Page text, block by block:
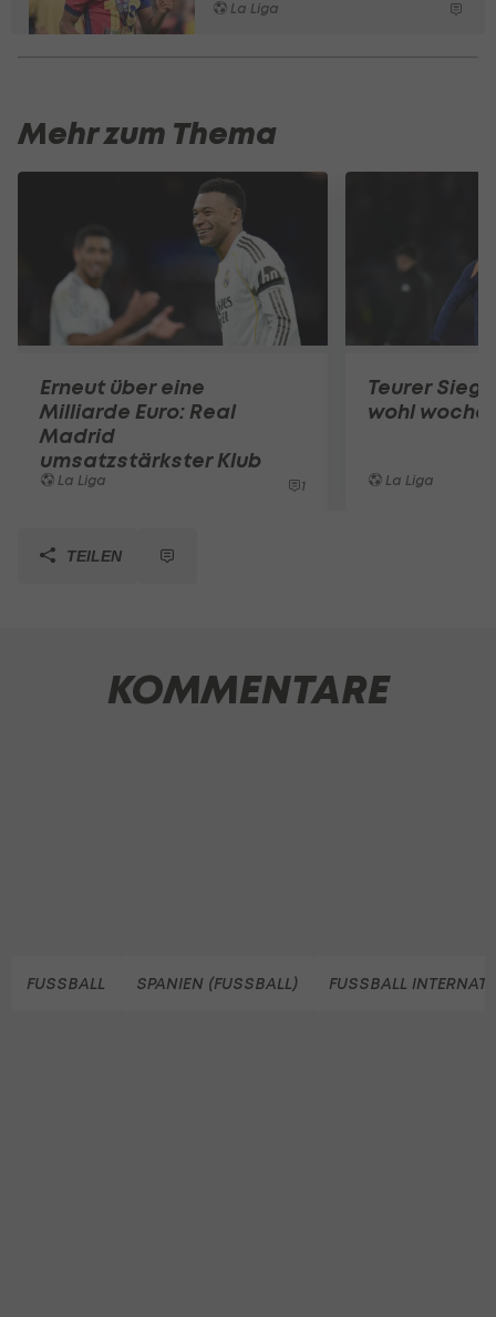
La Liga
Mehr zum Thema
Erneut über eine
Milliarde Euro: Real
Madrid
umsatzstärkster Klub
La Liga 1
Teurer
wohl
La Liga
TEILEN
KOMMENTARE
FUSSBALL SPANIEN (FUSSBALL) FUSSBALL